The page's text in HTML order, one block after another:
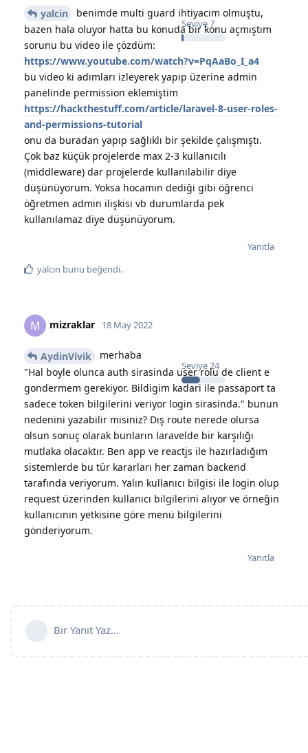
Seviye7
yalcin
benimde multi guard ihtiyacım olmuştu,
bazen hala oluyor hatta bu konuda bir konu açmıştım
sorunu bu video ile çözdüm:
https://www.youtube.com/watch?v=PqAaBo_I_a4
bu video ki adımları izleyerek yapıp üzerine admin
panelinde permission eklemiştim
https://hackthestuff.com/article/laravel-8-user-roles-
and-permissions-tutorial
onu da buradan yapıp sağlıklı bir şekilde çalışmıştı.
Çok baz küçük projelerde max 2-3 kullanıcılı
(middleware) dar projelerde kullanılabilir diye
düşünüyorum. Yoksa hocamın dediği gibi öğrenci
öğretmen admin ilişkisi vb durumlarda pek
kullanılamaz diye düşünüyorum.
Yanıtla
yalcin bunu beğendi.
M mizraklar
Seviye24
18 May 2022
AydinVivik
merhaba
"Hal boyle olunca auth sirasinda user rolu de client e
gondermem gerekiyor. Bildigim kadari ile passaport ta
sadece token bilgilerini veriyor login sirasinda." bunun
nedenini yazabilir misiniz? Dış route nerede olursa
olsun sonuç olarak bunların laravelde bir karşılığı
mutlaka olacaktır. Ben app ve reactjs ile hazırladığım
sistemlerde bu tür kararları her zaman backend
tarafında veriyorum. Yalın kullanıcı bilgisi ile login olup
request üzerinden kullanıcı bilgilerini alıyor ve örneğin
kullanıcının yetkisine göre menü bilgilerini
gönderiyorum.
Yanıtla
Bir Yanıt Yaz...